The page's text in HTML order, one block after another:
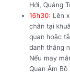
Hới, Quảng
16h30: Lên
chân tại
quan hoặc
danh thắng
Nếu may
Quan Âm